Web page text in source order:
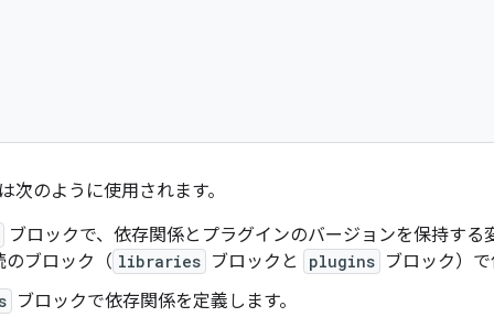
次のように使用されます。
ブロックで、依存関係とプラグインのバージョンを保持する
のブロック（ libraries ブロックと plugins ブロック）
ブロックで依存関係を定義します。